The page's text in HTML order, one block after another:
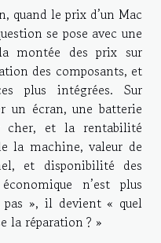
quand le prix d’un Mac
se pose avec une
montée des prix sur
des composants, et
plus intégrées. Sur
un écran, une batterie
cher, et la rentabilité
la machine, valeur de
et disponibilité des
n’est plus
», il devient « quel
la réparation ? »